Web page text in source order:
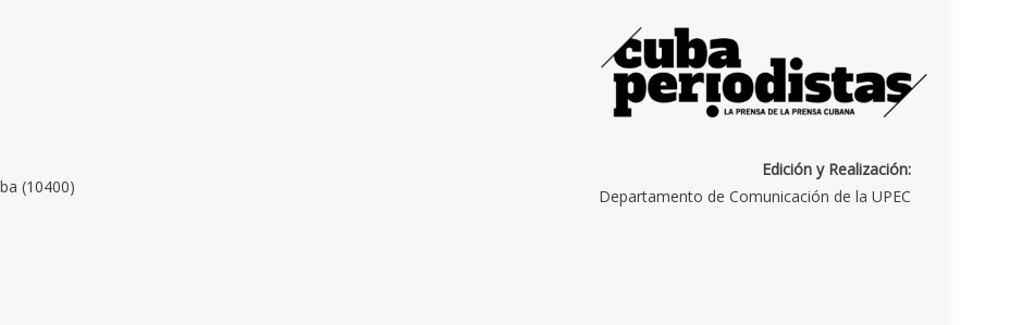
(10400)
Edición y Realización:
Departamento de Comunicación de la UPEC